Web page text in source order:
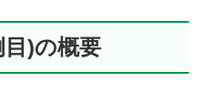
目)の概要